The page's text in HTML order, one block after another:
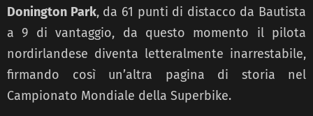
Donington Park, da 61 punti di distacco da Bautista
a 9 di vantaggio, da questo momento il pilota
nordirlandese diventa letteralmente inarrestabile,
firmando così un’altra pagina di storia nel
Campionato Mondiale della Superbike.